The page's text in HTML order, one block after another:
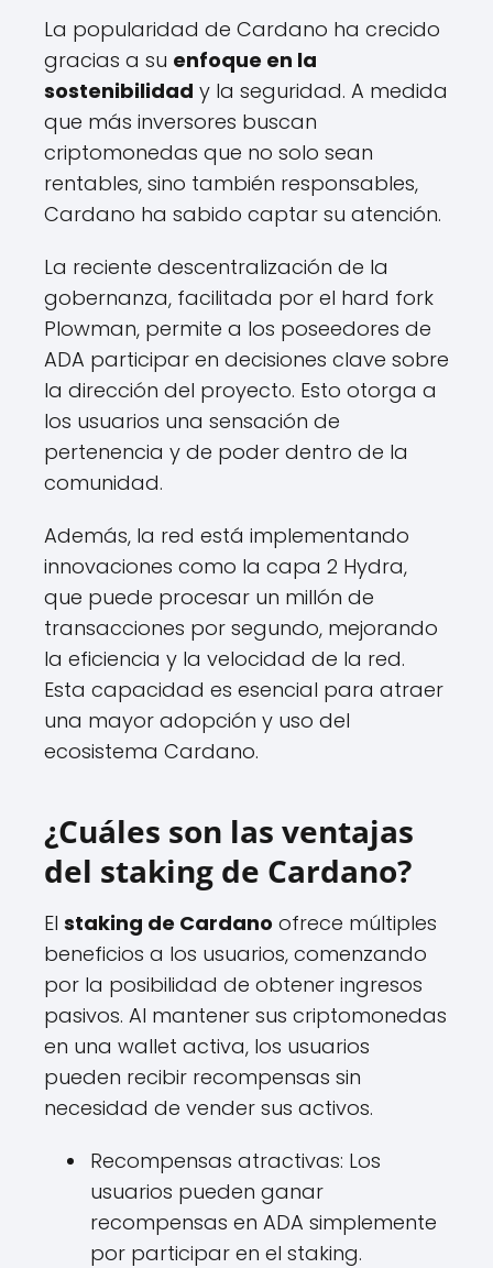
La popularidad de Cardano ha crecido
gracias a su enfoque en la
sostenibilidad y la seguridad. A medida
que más inversores buscan
criptomonedas que no solo sean
rentables, sino también responsables,
Cardano ha sabido captar su atención.
La reciente descentralización de la
gobernanza, facilitada por el hard fork
Plowman, permite a los poseedores de
ADA participar en decisiones clave sobre
la dirección del proyecto. Esto otorga a
los usuarios una sensación de
pertenencia y de poder dentro de la
comunidad.
Además, la red está implementando
innovaciones como la capa 2 Hydra,
que puede procesar un millón de
transacciones por segundo, mejorando
la eficiencia y la velocidad de la red.
Esta capacidad es esencial para atraer
una mayor adopción y uso del
ecosistema Cardano.
¿Cuáles son las ventajas
del staking de Cardano?
El staking de Cardano ofrece múltiples
beneficios a los usuarios, comenzando
por la posibilidad de obtener ingresos
pasivos. Al mantener sus criptomonedas
en una wallet activa, los usuarios
pueden recibir recompensas sin
necesidad de vender sus activos.
Recompensas atractivas: Los
usuarios pueden ganar
recompensas en ADA simplemente
por participar en el staking.